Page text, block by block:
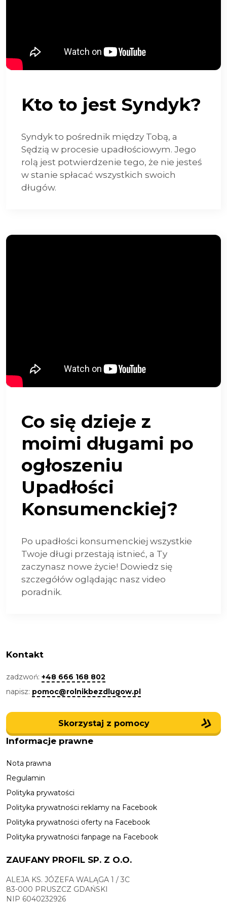
Kto to jest Syndyk?
Syndyk to pośrednik między Tobą, a
Sędzią w procesie upadłościowym. Jego
rolą jest potwierdzenie tego, że nie jesteś
w stanie spłacać wszystkich swoich
długów.
Co się dzieje z
moimi długami po
ogłoszeniu
Upadłości
Konsumenckiej?
Po upadłości konsumenckiej wszystkie
Twoje długi przestają istnieć, a Ty
zaczynasz nowe życie! Dowiedz się
szczegółów oglądając nasz video
poradnik.
Kontakt
zadzwoń: +48 666 168 802
napisz: pomoc@rolnikbezdlugow.pl
Skorzystaj z pomocy
Informacje prawne
Nota prawna
Regulamin
Polityka prywatości
Polityka prywatności reklamy na Facebook
Polityka prywatności oferty na Facebook
Polityka prywatności fanpage na Facebook
ZAUFANY PROFIL SP. Z O.O.
ALEJA KS. JÓZEFA WALĄGA 1 / 3C
83-000 PRUSZCZ GDAŃSKI
NIP 6040232926